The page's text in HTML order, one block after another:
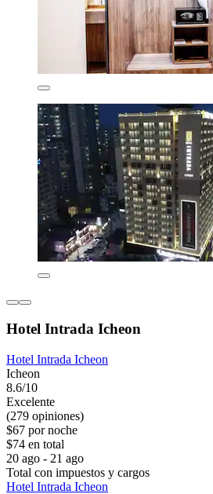
Hotel Intrada Icheon
Hotel Intrada Icheon
Icheon
8.6/10
Excelente
(279 opiniones)
$67 por noche
$74 en total
20 ago - 21 ago
Total con impuestos y cargos
Hotel Intrada Icheon